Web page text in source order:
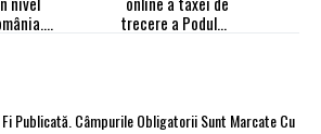
trecere a Podului
Fi Publicată.Câmpurile Obligatorii Sunt Marcate Cu